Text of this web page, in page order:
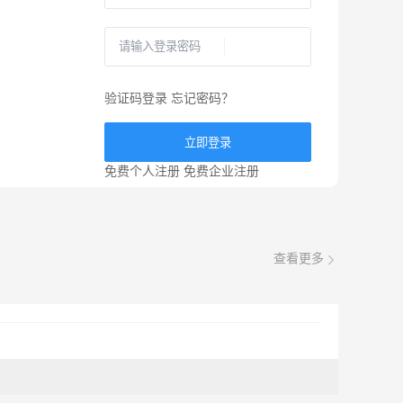
验证码登录 忘记密码？
立即登录
免费个人注册 免费企业注册
查看更多